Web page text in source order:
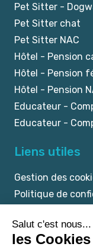
Pet Sitter -
Pet Sitter chat
Pet Sitter NAC
Hôtel - Pension
Hôtel - Pension
Hôtel - Pension
Educateur -
Educateur -
Liens utiles
Gestion des
Politique de
CGU